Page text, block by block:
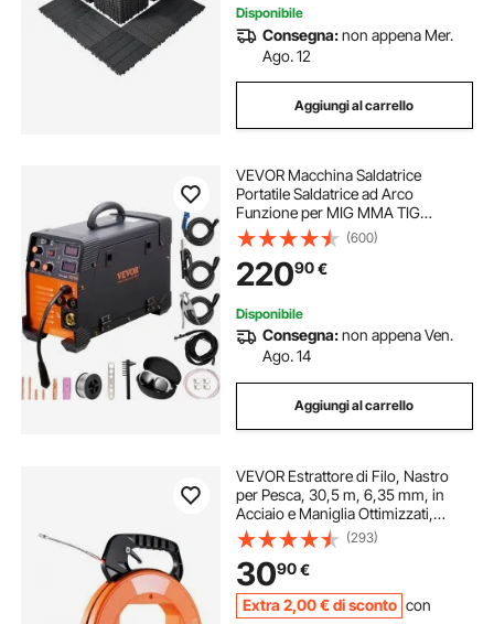
Disponibile
Consegna:non appena Mer.
Ago. 12
Aggiungi al carrello
VEVOR Macchina Saldatrice
Portatile Saldatrice ad Arco
Funzione per MIG MMA TIG
Corrente tra 30-200A, Saldatrice
Portatile Spessore del Filo 0,8 mm
& 1 mm, Saldatrice ad Arco Portatile
8,4kg
(600)
22090€
Disponibile
Consegna:non appena Ven.
Ago. 14
Aggiungi al carrello
VEVOR Estrattore di Filo, Nastro
per Pesca, 30,5 m, 6,35 mm, in
Acciaio e Maniglia Ottimizzati,
Strumento di Estrazione Filo, Pesca
Tape Strumenti e Condotti Elettrici
Non Conduttivo
(293)
3090€
Extra 2,00 €di sconto con